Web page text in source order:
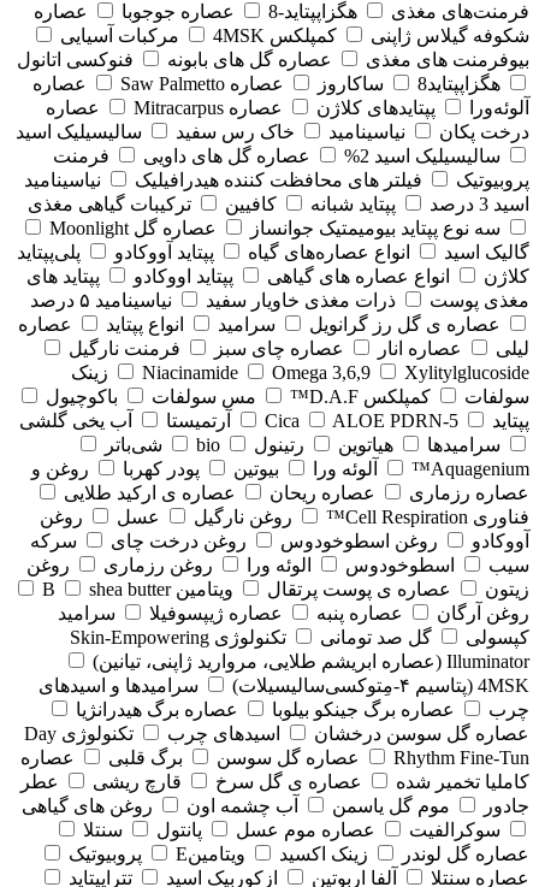
فرمنت‌های مغذی
هگزاپپتاید-8 عصاره جوجوبا
عصاره
شکوفه گیلاس ژاپنی
کمپلکس 4MSK
مرکبات آسیایی
بیوفرمنت های مغذی
عصاره گل های بابونه
فنوکسی اتانول
هگزاپپتاید8
ساکاروز عصاره Saw Palmetto
عصاره
آلوئه‌ورا
پپتایدهای کلاژن عصاره Mitracarpus
عصاره
درخت پکان
نیاسینامید خاک رس سفید
سالیسیلیک اسید
سالیسیلیک اسید 2%
عصاره گل های داویی
فرمنت
پروبیوتیک
فیلتر های محافظت کننده هیدرافیلیک
نیاسینامید
اسید 3 درصد
پپتاید شبانه کافیین
ترکیبات گیاهی مغذی
سه نوع پپتاید بیومیمتیک جوانساز
عصاره گل Moonlight
گالیک اسید
انواع عصاره‌های گیاه پپتاید آووکادو
پلی‌پپتاید
کلاژن
انواع عصاره های گیاهی پپتاید اووکادو
پپتاید های
مغذی پوست
ذرات مغذی خاویار سفید
نیاسینامید ۵ درصد
عصاره ی گل رز گرانویل
سرامید انواع پپتاید
عصاره
لیلی
عصاره انار عصاره چای سبز
فرمنت نارگیل
Niacinamide
Omega 3,6,9 Xylitylglucoside
زینک
سولفات
کمپلکس D.A.F™ مس سولفات
باکوچیول
پپتاید
5-Cica
ALOE PDRN آرتمیستا
آب یخی گلشی
سرامیدها
هیاتوین رتینول bio
شی‌باتر
Aquagenium™
آلوئه ورا بیوتین پودر کهربا
روغن و
عصاره رزماری
عصاره ریحان
عصاره ی ارکید طلایی
فناوری Cell Respiration™
روغن نارگیل عسل
روغن
آووکادو
روغن اسطوخودوس روغن درخت چای
سرکه
سیب
اسطوخودوس الوئه ورا روغن رزماری
روغن
زیتون
عصاره ی پوست پرتقال ویتامین Bshea butter
روغن آرگان
عصاره پنبه عصاره ژیپسوفیلا
سرامید
کپسولی
گل صد تومانی
تکنولوژی Skin-Empowering
Illuminator (عصاره ابریشم طلایی، مروارید ژاپنی، تیانین)
4MSK (پتاسیم ۴‑مِتوکسی‌سالیسیلات)
سرامیدها و اسیدهای
چرب
عصاره برگ جینکو بیلوبا
عصاره برگ هیدرانژیا
عصاره گل سوسن درخشان
اسیدهای چرب
تکنولوژی Day
Rhythm Fine‑Tun
عصاره گل سوسن برگ قلبی
عصاره
کاملیا تخمیر شده
عصاره ی گل سرخ قارچ ریشی
عطر
جادور
موم گل یاسمن آب چشمه اون
روغن های گیاهی
سوکرالفیت
عصاره موم عسل پانتول
سنتلا
عصاره گل لوندر
زینک اکسید ویتامینE
پروبیوتیک
عصاره سنتلا
آلفا اربوتین ازکوربیک اسید تتراپپتاید